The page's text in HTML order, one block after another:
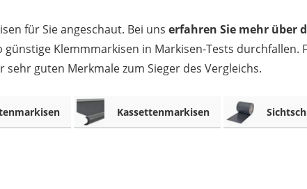
für Sie angeschaut. Bei uns erfahren Sie mehr über
Klemmmarkisen in Markisen-Tests durchfallen.
sehr guten Merkmale zum Sieger des Vergleichs.
Kassettenmarkisen